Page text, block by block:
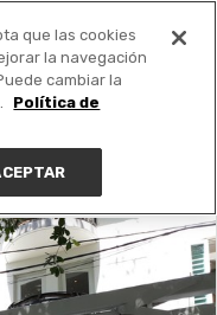
PUBLICA GRATIS +
que las cookies
la navegación
cambiar la
Política de